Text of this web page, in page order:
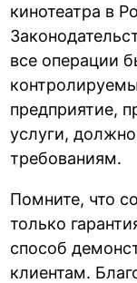
кинотеатра в
все операции
предприятие,
услуги,
требованиям.
Помните, что
только
способ
клиентам.